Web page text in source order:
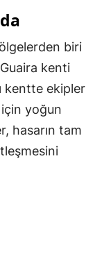
biri
kenti
kentte ekipler
yoğun
hasarın tam